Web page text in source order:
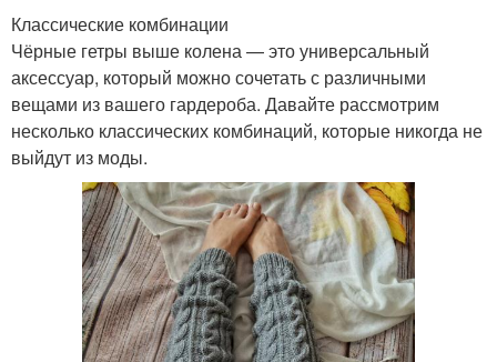
Классические комбинации
Чёрные гетры выше колена — это универсальный
аксессуар, который можно сочетать с различными
вещами из вашего гардероба. Давайте рассмотрим
несколько классических комбинаций, которые никогда не
выйдут из моды.